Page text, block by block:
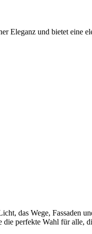
Eleganz und bietet eine
das Wege, Fassaden
perfekte Wahl für alle,